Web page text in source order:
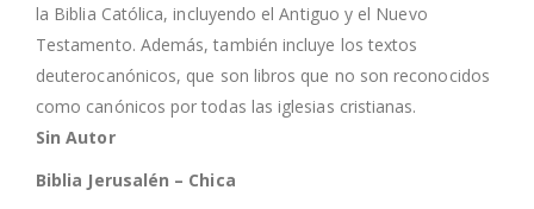
la Biblia Católica, incluyendo el Antiguo y el Nuevo
Testamento. Además, también incluye los textos
deuterocanónicos, que son libros que no son reconocidos
como canónicos por todas las iglesias cristianas.
Sin Autor
Biblia Jerusalén – Chica